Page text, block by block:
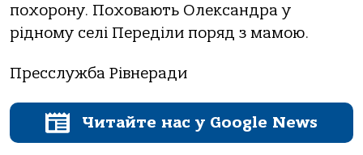
похорону. Поховають Олександра у
рідному селі Переділи поряд з мамою.
Пресслужба Рівнеради
Читайте нас у Google News